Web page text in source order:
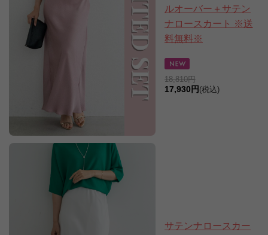
ルオーバー＋サテン
ナロースカート ※送
料無料※
18,810円
17,930円 (税込)
サテンナロースカー